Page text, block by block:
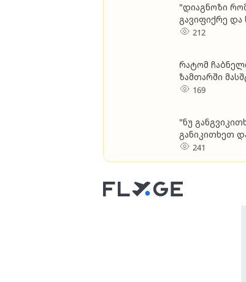
"დიაგნოზი
გავიფიქრე და
დახმარება
212
რატომ
ზამთარში
169
"ნუ
განიკითხეთ
კარგად იცოდა
241